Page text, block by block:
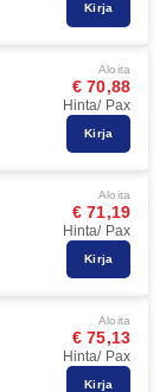
Kirja
Aloita
€ 70,88
Hinta/ Pax
Kirja
Aloita
€ 71,19
Hinta/ Pax
Kirja
Aloita
€ 75,13
Hinta/ Pax
Kirja